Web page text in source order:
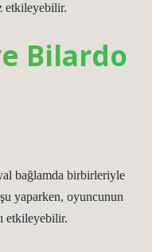
etkileyebilir.
Bilardo
bağlamda birbirleriyle
yaparken, oyuncunun
etkileyebilir.